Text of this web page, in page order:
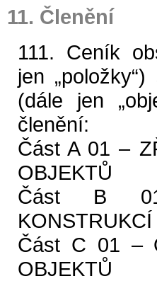
11. Členění
111. Ceník
jen
(dále jen
členění:
Část A 01 –
OBJEKTŮ
Část B 01
Část C 01 –
OBJEKTŮ